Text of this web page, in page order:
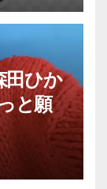
田ひか
と願